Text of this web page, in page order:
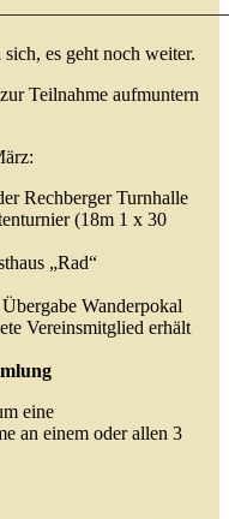
es geht noch weiter.
Teilnahme aufmuntern
Rechberger Turnhalle
(18m 1 x 30
„Rad“
Wanderpokal
Vereinsmitglied erhält
eine
an einem oder allen 3